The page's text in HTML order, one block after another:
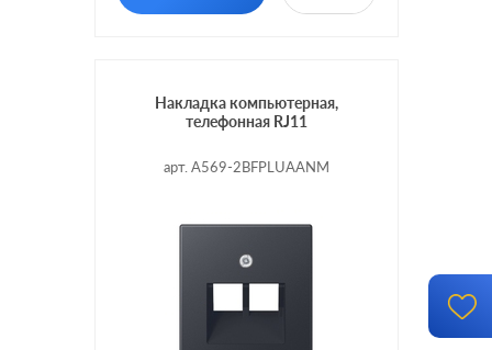
Накладка компьютерная,
телефонная RJ11
арт. A569-2BFPLUAANM